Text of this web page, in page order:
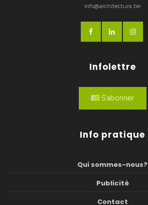
info@architectura.be
Infolettre
S'abonner
Info pratique
Qui sommes-nous?
Publicité
Contact